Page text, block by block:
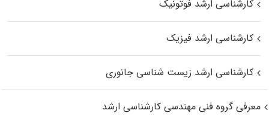
کارشناسی ارشد فوتونیک
کارشناسی ارشد فیزیک
کارشناسی ارشد زیست‌ شناسی جانوری
معرفی گروه فنی مهندسی کارشناسی ارشد